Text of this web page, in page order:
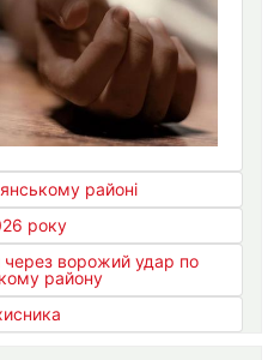
районі
року
ворожий удар по
району